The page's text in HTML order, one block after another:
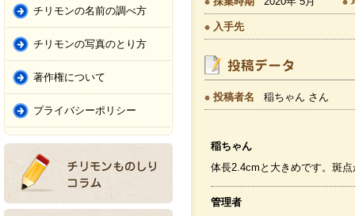
チリモンの名前の調べ方
チリモンの写真のとり方
著作権について
プライバシーポリシー
入手先
投稿者名 稲ちゃん さん
稲ちゃん
体長2.4cmと大きめです。斑
管理者